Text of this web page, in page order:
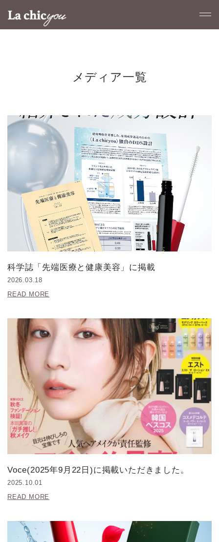
メディア一覧
科学誌「先端医療と健康美容」に掲載
2026.03.18
READ MORE
Voce(2025年9月22日)に掲載いただきました。
2025.10.01
READ MORE